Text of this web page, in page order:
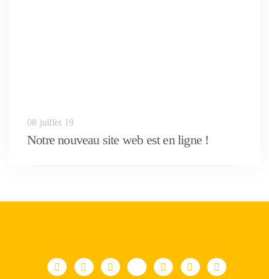
08 juillet 19
Notre nouveau site web est en ligne !